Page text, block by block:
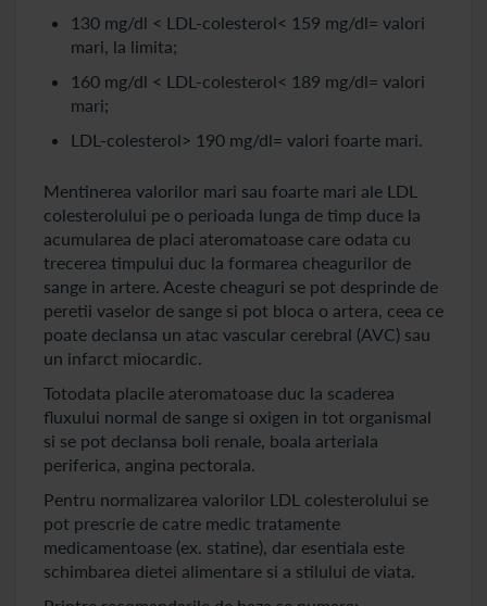
130 mg/dl < LDL-colesterol< 159 mg/dl= valori
mari, la limita;
160 mg/dl < LDL-colesterol< 189 mg/dl= valori
mari;
LDL-colesterol> 190 mg/dl= valori foarte mari.
Mentinerea valorilor mari sau foarte mari ale LDL
colesterolului pe o perioada lunga de timp duce la
acumularea de placi ateromatoase care odata cu
trecerea timpului duc la formarea cheagurilor de
sange in artere. Aceste cheaguri se pot desprinde de
peretii vaselor de sange si pot bloca o artera, ceea ce
poate declansa un atac vascular cerebral (AVC) sau
un infarct miocardic.
Totodata placile ateromatoase duc la scaderea
fluxului normal de sange si oxigen in tot organismal
si se pot declansa boli renale, boala arteriala
periferica, angina pectorala.
Pentru normalizarea valorilor LDL colesterolului se
pot prescrie de catre medic tratamente
medicamentoase (ex. statine), dar esentiala este
schimbarea dietei alimentare si a stilului de viata.